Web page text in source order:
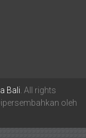
Bali. All rights
oleh